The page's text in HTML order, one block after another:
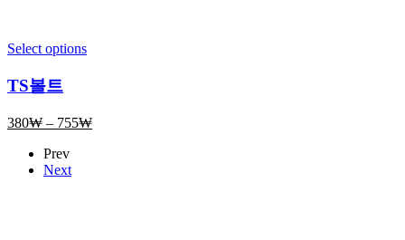
Select options
TS볼트
380₩ – 755₩
Prev
Next